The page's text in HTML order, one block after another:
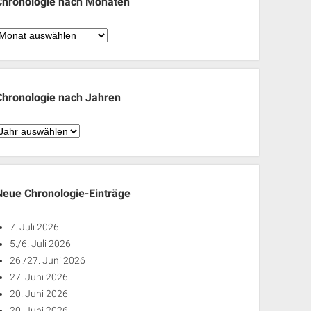
Chronologie
nach Jahren
Chronologie-Einträge
7. Juli 2026
5./6. Juli 2026
26./27. Juni 2026
27. Juni 2026
20. Juni 2026